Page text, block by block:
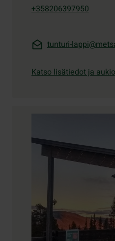
+358206397950
tunturi-
Katso lisätiedot ja